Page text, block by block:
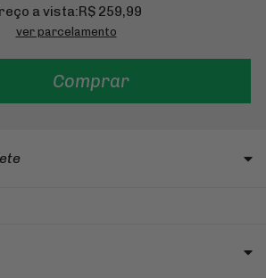
a vista:R$ 259,99
ver parcelamento
Comprar